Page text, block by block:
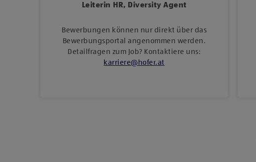
Leiterin HR, Diversity Agent
Bewerbungen können nur direkt über das
Bewerbungsportal angenommen werden.
Detailfragen zum Job? Kontaktiere uns:
karriere@ hofer.at